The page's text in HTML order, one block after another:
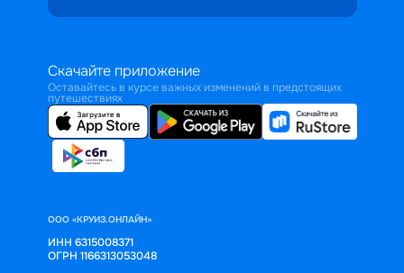
Скачайте приложение
Оставайтесь в курсе важных изменений в предстоящих
путешествиях
ООО «КРУИЗ.ОНЛАЙН»
ИНН 6315008371
ОГРН 1166313053048